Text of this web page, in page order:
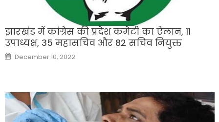
झारखंड में कांग्रेस की प्रदेश कमेटी का ऐलान, 11
उपाध्यक्ष, 35 महासचिव और 82 सचिव नियुक्त
Posted
on
December 10, 2022